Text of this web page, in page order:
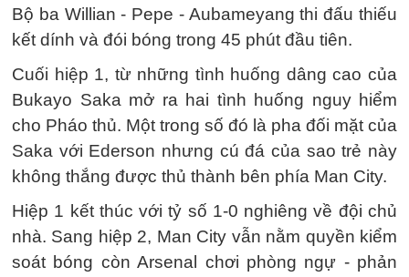
Bộ ba Willian - Pepe - Aubameyang thi đấu thiếu
kết dính và đói bóng trong 45 phút đầu tiên.
Cuối hiệp 1, từ những tình huống dâng cao của
Bukayo Saka mở ra hai tình huống nguy hiểm
cho Pháo thủ. Một trong số đó là pha đối mặt của
Saka với Ederson nhưng cú đá của sao trẻ này
không thắng được thủ thành bên phía Man City.
Hiệp 1 kết thúc với tỷ số 1-0 nghiêng về đội chủ
nhà. Sang hiệp 2, Man City vẫn nằm quyền kiểm
soát bóng còn Arsenal chơi phòng ngự - phản